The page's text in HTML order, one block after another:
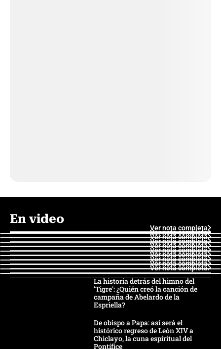
En video
Ver nota completa
Ver nota completa
Ver nota completa
Ver nota completa
Ver nota completa
Ver nota completa
Ver nota completa
Ver nota completa
Ver nota completa
Ver nota completa
La historia detrás del himno del
'Tigre': ¿Quién creó la canción de
campaña de Abelardo de la
Espriella?
De obispo a Papa: así será el
histórico regreso de León XIV a
Chiclayo, la cuna espiritual del
Pontífice